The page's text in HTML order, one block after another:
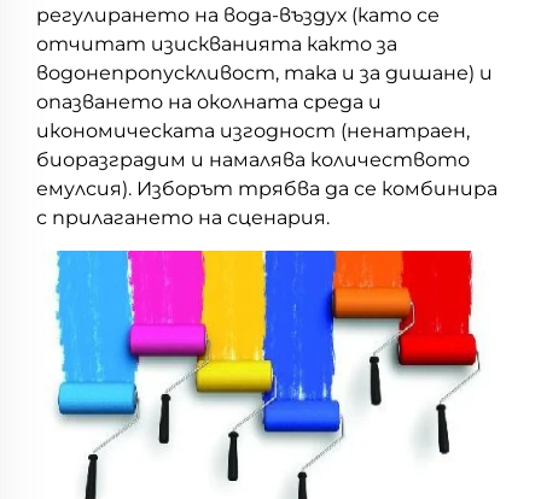
регулирането на вода-въздух (като се
отчитат изискванията както за
водонепропускливост, така и за дишане) и
опазването на околната среда и
икономическата изгодност (ненатраен,
биоразградим и намалява количеството
емулсия). Изборът трябва да се комбинира
с прилагането на сценария.